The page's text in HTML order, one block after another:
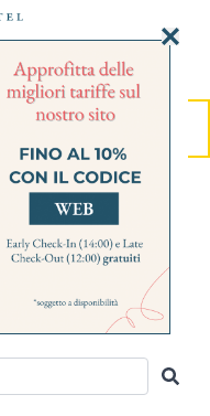
fare e da